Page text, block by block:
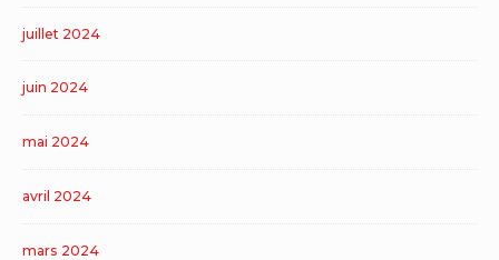
juillet 2024
juin 2024
mai 2024
avril 2024
mars 2024